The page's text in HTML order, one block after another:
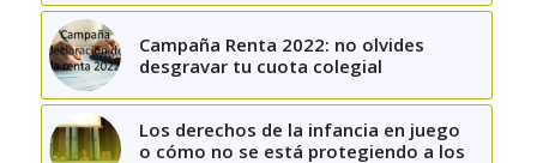
Campaña Renta 2022: no olvides
desgravar tu cuota colegial
Los derechos de la infancia en juego
o cómo no se está protegiendo a los